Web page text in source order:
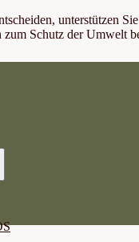
unterstützen Sie
zum Schutz der Umwelt